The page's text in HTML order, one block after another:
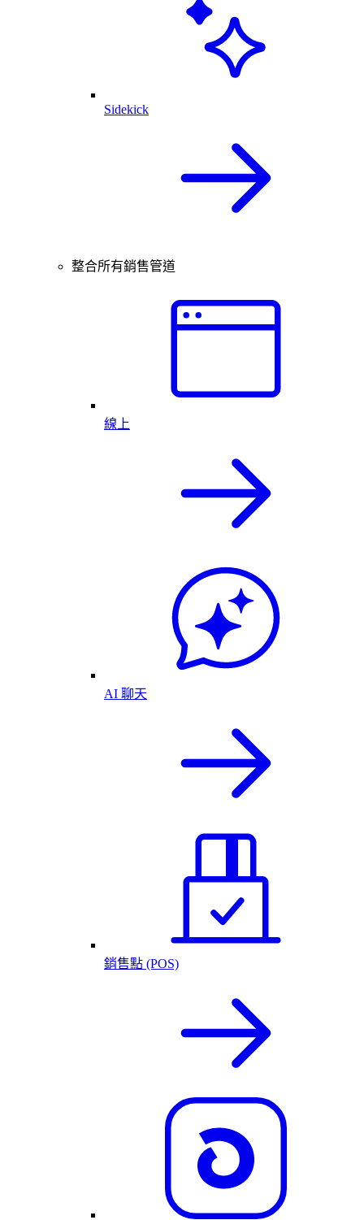
Sidekick
整合所有銷售管道
線上
AI 聊天
銷售點 (POS)